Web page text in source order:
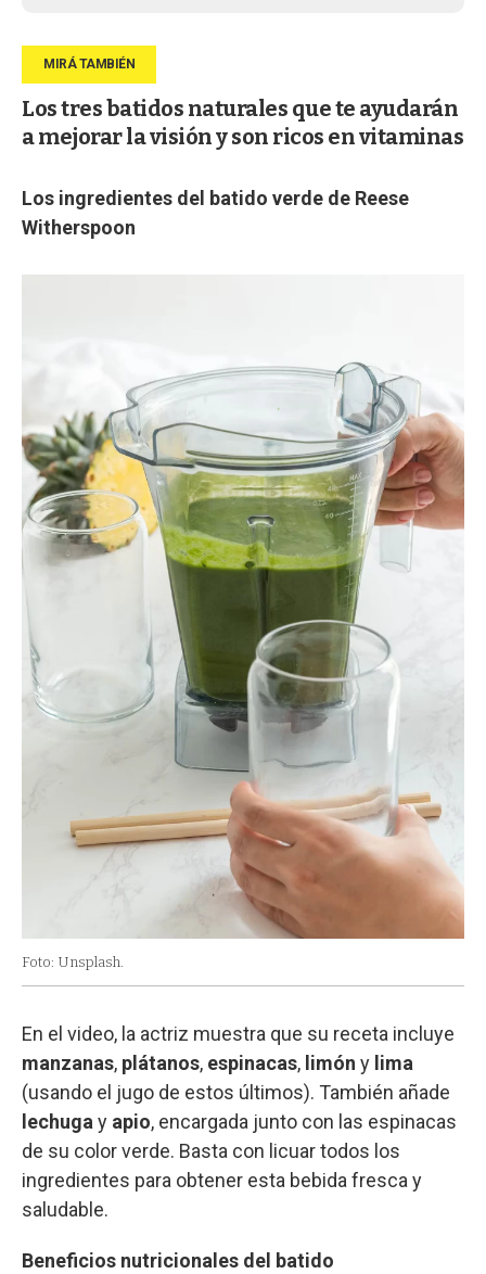
Los tres batidos naturales que te ayudarán
a mejorar la visión y son ricos en vitaminas
Los ingredientes del batido verde de Reese
Witherspoon
Foto: Unsplash.
En el video, la actriz muestra que su receta incluye
manzanas, plátanos, espinacas, limón y lima
(usando el jugo de estos últimos). También añade
lechuga y apio, encargada junto con las espinacas
de su color verde. Basta con licuar todos los
ingredientes para obtener esta bebida fresca y
saludable.
Beneficios nutricionales del batido